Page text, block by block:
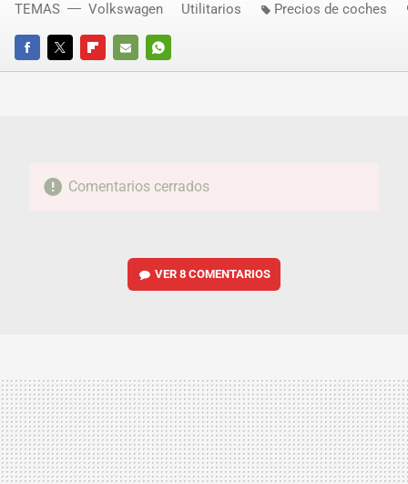
FACEBOOKTWITTERFLIPBOARD
E-
WHATSAPP
TEMAS Volkswagen Utilitarios Precios de coches
Comentarios cerrados
VER8 COMENTARIOS